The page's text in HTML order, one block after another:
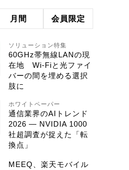
月間 会員限定
ソリューション特集
60GHz帯無線LANの現
在地 Wi-Fiと光ファイ
バーの間を埋める選択
肢に
ホワイトペーパー
通信業界のAIトレンド
2026 ― NVIDIA 1000
社超調査が捉えた「転
換点」
MEEQ、楽天モバイル